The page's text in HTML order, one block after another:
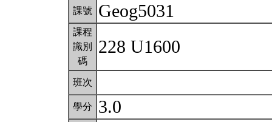
課號 Geog5031
課程
識別
碼
228 U1600
班次
學分 3.0